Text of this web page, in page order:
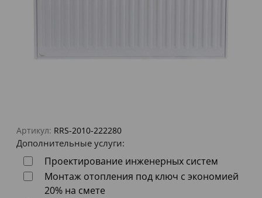
Артикул: RRS-2010-222280
Дополнительные услуги:
Проектирование инженерных систем
Монтаж отопления под ключ с экономией
20% на смете